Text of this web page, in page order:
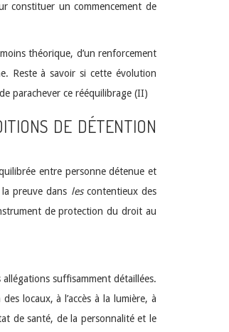
constituer un commencement de
théorique, d’un renforcement
Reste à savoir si cette évolution
parachever ce rééquilibrage (II)
DE DÉTENTION
entre personne détenue et
preuve dans lescontentieux des
de protection du droit au
suffisamment détaillées.
locaux, à l’accès à la lumière, à
de santé, de la personnalité et le